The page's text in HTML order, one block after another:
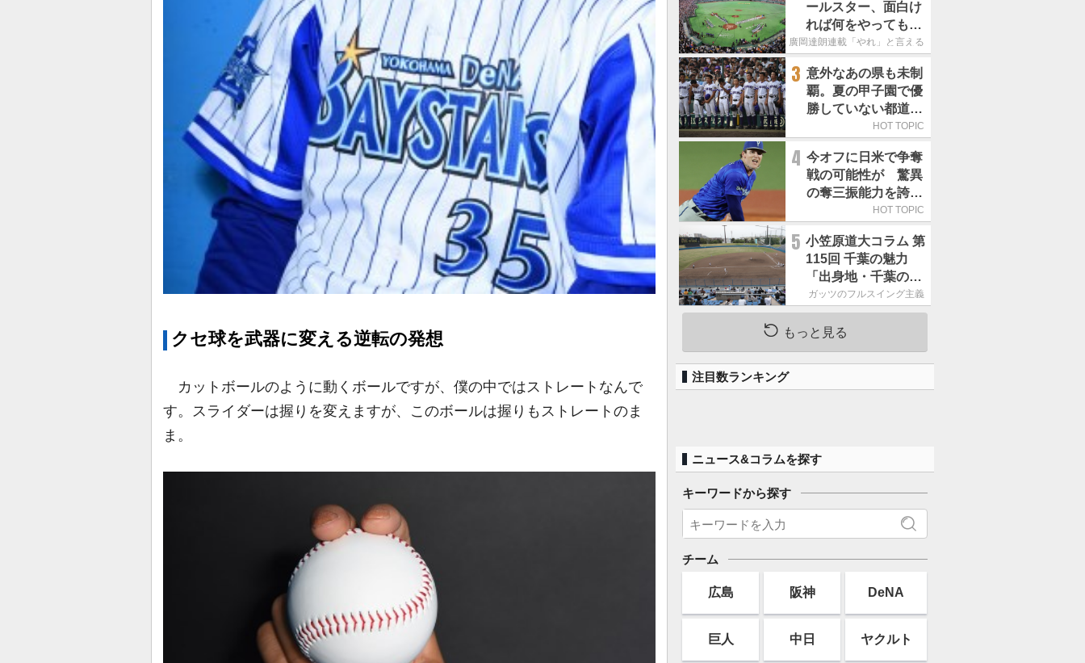
クセ球を武器に変える逆転の発想
カットボールのように動くボールですが、僕の中ではストレートなんで
す。スライダーは握りを変えますが、このボールは握りもストレートのま
ま。
ールスター、面白け
れば何をやってもい
いという発想は大間
廣岡達朗連載「やれ」と言える信念
3 意外なあの県も未制
覇。夏の甲子園で優
勝していない都道府
HOT TOPIC
4 今オフに日米で争奪
戦の可能性が 驚異
の奪三振能力を誇る
「最速160キロ右
HOT TOPIC
5 小笠原道大コラム 第
115回 千葉の魅力
「出身地・千葉の話
の続き。昔から野球
熱の高い土地柄で
す」
ガッツのフルスイング主義
もっと見る
注目数ランキング
ニュース&コラムを探す
キーワードから探す
チーム
広島 阪神 DeNA
巨人 中日 ヤクルト